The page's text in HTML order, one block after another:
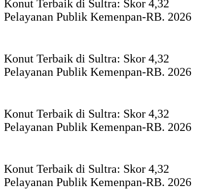
Konut Terbaik di Sultra: Skor 4,32
Pelayanan Publik Kemenpan-RB. 2026
Konut Terbaik di Sultra: Skor 4,32
Pelayanan Publik Kemenpan-RB. 2026
Konut Terbaik di Sultra: Skor 4,32
Pelayanan Publik Kemenpan-RB. 2026
Konut Terbaik di Sultra: Skor 4,32
Pelayanan Publik Kemenpan-RB. 2026